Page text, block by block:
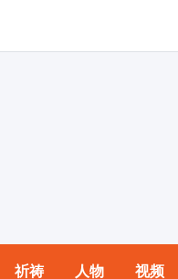
祈祷 人物 视频